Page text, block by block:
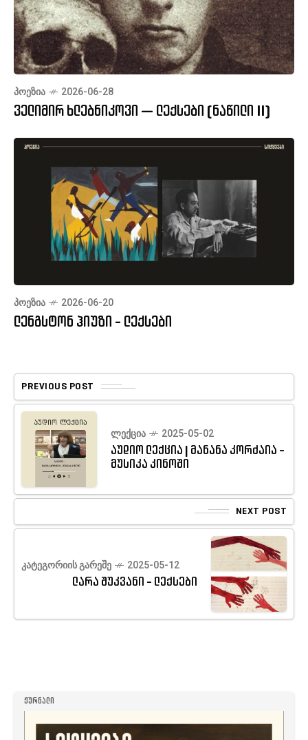
ᲞᲝᲔᲖᲘᲐ 2026-06-28
ველიმირ ხლებნიკოვი — ლექსები (ნაწილი II)
ᲞᲝᲔᲖᲘᲐ 2026-06-20
ლენგსტონ ჰიუზი - ლექსები
PREVIOUS POST
ᲚᲔᲥᲪᲘᲐ 2025-05-02
აუდიო ლექცია | მანანა კორძაია -
მუსიკა კინოში
NEXT POST
ᲙᲐᲢᲔᲒᲝᲠᲘᲘᲡ ᲒᲐᲠᲔᲨᲔ 2025-05-12
ლარა შუკვანი - ლექსები
ᲟᲣᲠᲜᲐᲚᲘ